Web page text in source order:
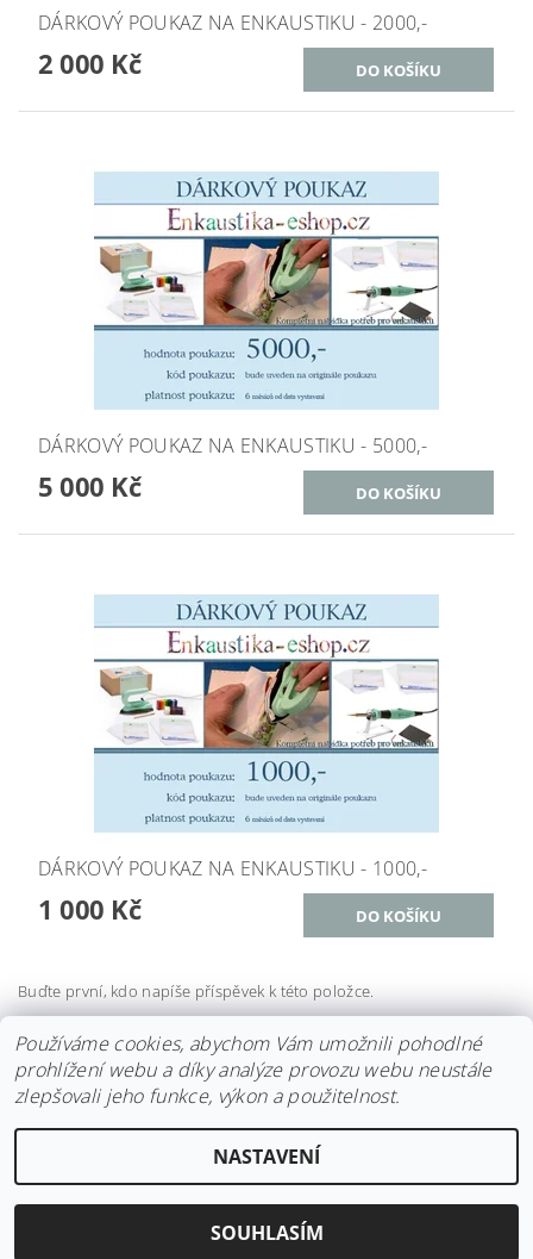
DÁRKOVÝ POUKAZ NA ENKAUSTIKU - 2000,-
2 000 Kč
DÁRKOVÝ POUKAZ NA ENKAUSTIKU - 5000,-
5 000 Kč
DÁRKOVÝ POUKAZ NA ENKAUSTIKU - 1000,-
1 000 Kč
Buďte první, kdo napíše příspěvek k této položce.
Přidat komentář
2026 ©ENKAUSTIKA - ESHOP.CZ, všechna práva vyhrazena
Vytvořil Shoptet
Používáme cookies, abychom Vám umožnili pohodlné
prohlížení webu a díky analýze provozu webu neustále
zlepšovali jeho funkce, výkon a použitelnost.
NASTAVENÍ
SOUHLASÍM